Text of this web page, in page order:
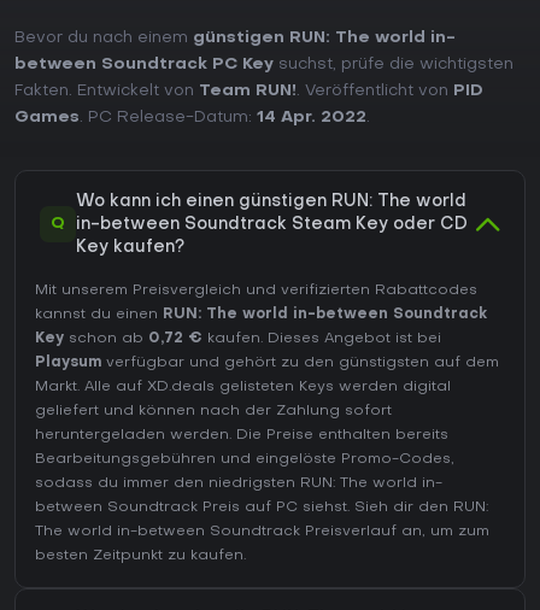
Bevor du nach einem günstigen RUN: The world in-
between Soundtrack PC Key suchst, prüfe die wichtigsten
Fakten. Entwickelt von Team RUN!. Veröffentlicht von
PID
Games. PC Release-Datum: 14 Apr. 2022.
Q
Wo kann ich einen günstigen RUN: The world
in-between Soundtrack Steam Key oder CD
Key kaufen?
Mit unserem Preisvergleich und verifizierten Rabattcodes
kannst du einen RUN: The world in-between Soundtrack
Key schon ab 0,72 € kaufen. Dieses Angebot ist bei
Playsum verfügbar und gehört zu den günstigsten auf dem
Markt. Alle auf XD.deals gelisteten Keys werden digital
geliefert und können nach der Zahlung sofort
heruntergeladen werden. Die Preise enthalten bereits
Bearbeitungsgebühren und eingelöste Promo-Codes,
sodass du immer den niedrigsten RUN: The world in-
between Soundtrack Preis auf PC siehst. Sieh dir den RUN:
The world in-between Soundtrack Preisverlauf an, um zum
besten Zeitpunkt zu kaufen.